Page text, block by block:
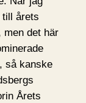
till årets
men det här
så kanske
Årets